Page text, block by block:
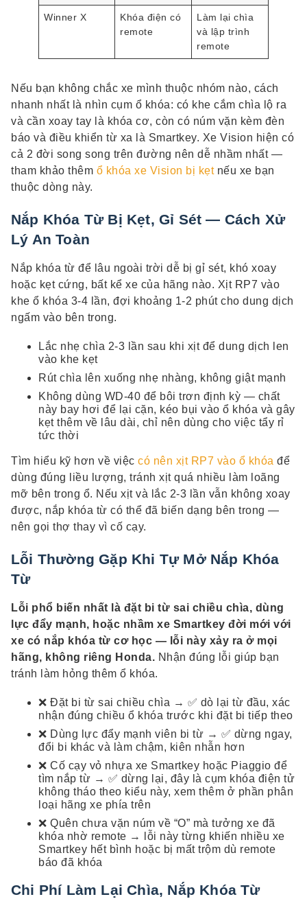
Winner X
Khóa điện có
remote
Làm lại chìa
và lập trình
remote
Nếu bạn không chắc xe mình thuộc nhóm nào, cách
nhanh nhất là nhìn cụm ổ khóa: có khe cắm chìa lộ ra
và cần xoay tay là khóa cơ, còn có núm vặn kèm đèn
báo và điều khiển từ xa là Smartkey. Xe Vision hiện có
cả 2 đời song song trên đường nên dễ nhầm nhất —
tham khảo thêm ổ khóa xe Vision bị kẹtnếu xe bạn
thuộc dòng này.
Nắp Khóa Từ Bị Kẹt, Gỉ Sét — Cách Xử
Lý An Toàn
Nắp khóa từ để lâu ngoài trời dễ bị gỉ sét, khó xoay
hoặc kẹt cứng, bất kể xe của hãng nào. Xịt RP7 vào
khe ổ khóa 3-4 lần, đợi khoảng 1-2 phút cho dung dịch
ngấm vào bên trong.
Lắc nhẹ chìa 2-3 lần sau khi xịt để dung dịch len
vào khe kẹt
Rút chìa lên xuống nhẹ nhàng, không giật mạnh
Không dùng WD-40 để bôi trơn định kỳ — chất
này bay hơi để lại cặn, kéo bụi vào ổ khóa và gây
kẹt thêm về lâu dài, chỉ nên dùng cho việc tẩy rỉ
tức thời
Tìm hiểu kỹ hơn về việc có nên xịt RP7 vào ổ khóa để
dùng đúng liều lượng, tránh xịt quá nhiều làm loãng
mỡ bên trong ổ. Nếu xịt và lắc 2-3 lần vẫn không xoay
được, nắp khóa từ có thể đã biến dạng bên trong —
nên gọi thợ thay vì cố cạy.
Lỗi Thường Gặp Khi Tự Mở Nắp Khóa
Từ
Lỗi phổ biến nhất là đặt bi từ sai chiều chìa, dùng
lực đẩy mạnh, hoặc nhầm xe Smartkey đời mới với
xe có nắp khóa từ cơ học — lỗi này xảy ra ở mọi
hãng, không riêng Honda. Nhận đúng lỗi giúp bạn
tránh làm hỏng thêm ổ khóa.
❌ Đặt bi từ sai chiều chìa → ✅ dò lại từ đầu, xác
nhận đúng chiều ổ khóa trước khi đặt bi tiếp theo
❌ Dùng lực đẩy mạnh viên bi từ → ✅ dừng ngay,
đổi bi khác và làm chậm, kiên nhẫn hơn
❌ Cố cạy vỏ nhựa xe Smartkey hoặc Piaggio để
tìm nắp từ → ✅ dừng lại, đây là cụm khóa điện tử
không tháo theo kiểu này, xem thêm ở phần phân
loại hãng xe phía trên
❌ Quên chưa vặn núm về “O” mà tưởng xe đã
khóa nhờ remote → lỗi này từng khiến nhiều xe
Smartkey hết bình hoặc bị mất trộm dù remote
báo đã khóa
Chi Phí Làm Lại Chìa, Nắp Khóa Từ